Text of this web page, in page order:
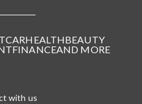
CARHEALTHBEAUTY
FINANCEAND MORE
with us